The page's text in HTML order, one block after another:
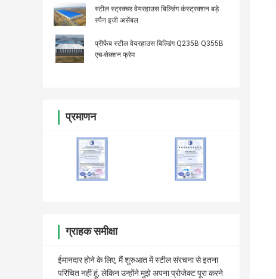
स्टील स्ट्रक्चर वेयरहाउस बिल्डिंग कंस्ट्रक्शन बड़े
स्पैन इजी असेंबल
प्रीफैब स्टील वेयरहाउस बिल्डिंग Q235B Q355B
एच-सेक्शन फ्रेम
प्रमाणन
ग्राहक समीक्षा
ईमानदार होने के लिए, मैं शुरुआत में स्टील संरचना से इतना
परिचित नहीं हूं, लेकिन उन्होंने मुझे अपना प्रोजेक्ट पूरा करने